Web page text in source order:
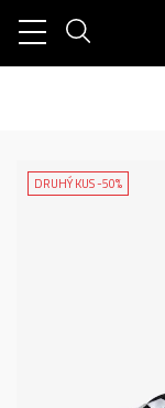
DRUHÝ KUS -50%